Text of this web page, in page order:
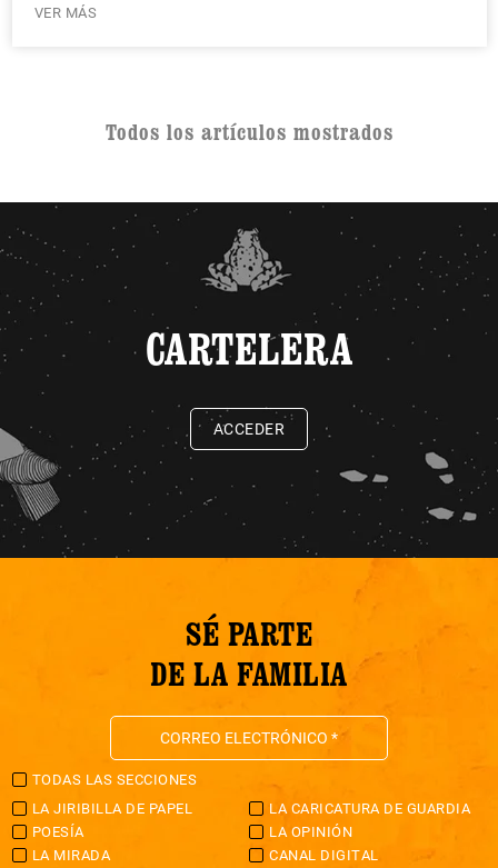
VER MÁS
Todos los artículos mostrados
CARTELERA
ACCEDER
SÉ PARTE
DE LA FAMILIA
TODAS LAS SECCIONES
LA JIRIBILLA DE PAPEL
LA CARICATURA DE GUARDIA
POESÍA
LA OPINIÓN
LA MIRADA
CANAL DIGITAL